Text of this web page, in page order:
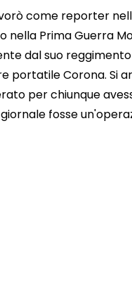
come reporter
Prima Guerra
dal suo
portatile Corona. Si
per chiunque
fosse